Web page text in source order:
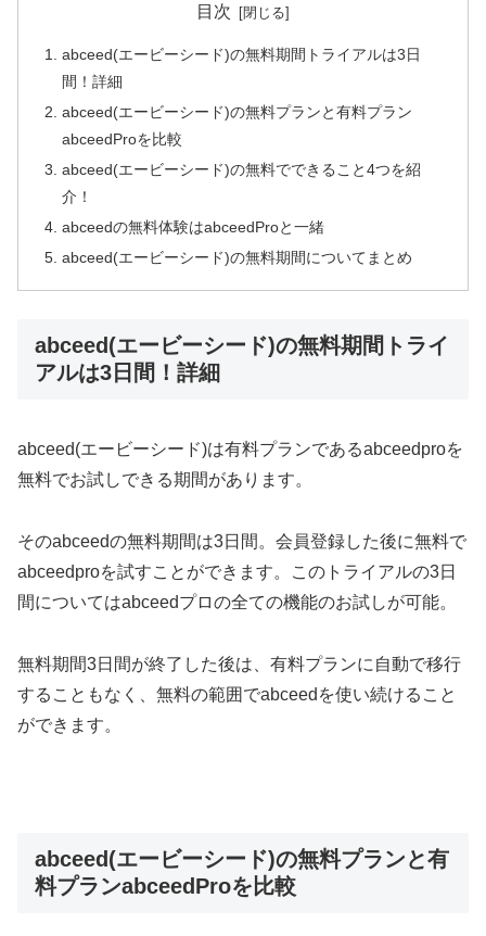
目次
abceed(エービーシード)の無料期間トライアルは3日
間！詳細
abceed(エービーシード)の無料プランと有料プラン
abceedProを比較
abceed(エービーシード)の無料でできること4つを紹
介！
abceedの無料体験はabceedProと一緒
abceed(エービーシード)の無料期間についてまとめ
abceed(エービーシード)の無料期間トライ
アルは3日間！詳細
abceed(エービーシード)は有料プランであるabceedproを
無料でお試しできる期間があります。
そのabceedの無料期間は3日間。会員登録した後に無料で
abceedproを試すことができます。このトライアルの3日
間についてはabceedプロの全ての機能のお試しが可能。
無料期間3日間が終了した後は、有料プランに自動で移行
することもなく、無料の範囲でabceedを使い続けること
ができます。
abceed(エービーシード)の無料プランと有
料プランabceedProを比較